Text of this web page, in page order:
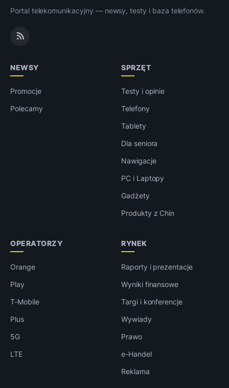
Portal telekomunikacyjny — newsy, testy i baza telefonów.
NEWSY
Promocje
Polecamy
SPRZĘT
Testy i opinie
Telefony
Tablety
Dla seniora
Nawigacje
PC i Laptopy
Gadżety
Produkty z Chin
OPERATORZY
Orange
Play
T-Mobile
Plus
5G
LTE
RYNEK
Raporty i prezentacje
Wyniki finansowe
Targi i konferencje
Wywiady
Prawo
e-Handel
Reklama